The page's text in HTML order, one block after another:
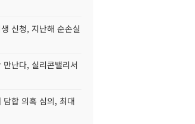
신청, 지난해 순손실
난다, 실리콘밸리서
합 의혹 심의, 최대